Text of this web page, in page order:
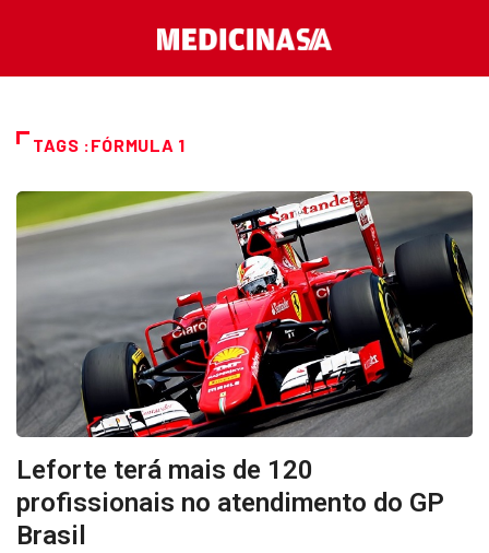
TAGS :FÓRMULA 1
Leforte terá mais de 120
profissionais no atendimento do GP
Brasil